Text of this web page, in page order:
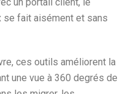
fait aisément et sans
ces outils améliorent la
une vue à 360 degrés de